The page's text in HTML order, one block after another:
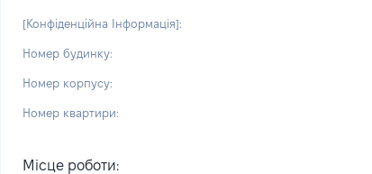
[Конфіденційна Інформація]:
Номер будинку:
Номер корпусу:
Номер квартири:
Місце роботи: